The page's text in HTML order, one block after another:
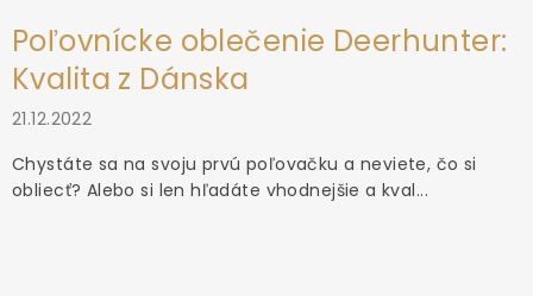
Poľovnícke oblečenie Deerhunter:
Kvalita z Dánska
21.12.2022
Chystáte sa na svoju prvú poľovačku a neviete, čo si
obliecť? Alebo si len hľadáte vhodnejšie a kval...